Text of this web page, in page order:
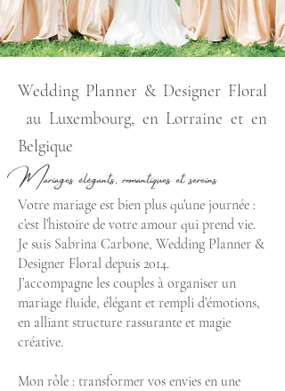
Wedding Planner & Designer Floral
au Luxembourg, en Lorraine et en
Belgique
Mariages élégants, romantiques et sereins
Votre mariage est bien plus qu’une journée :
c’est l’histoire de votre amour qui prend vie.
Je suis Sabrina Carbone, Wedding Planner &
Designer Floral depuis 2014.
J’accompagne les couples à organiser un
mariage fluide, élégant et rempli d’émotions,
en alliant structure rassurante et magie
créative.
Mon rôle : transformer vos envies en une